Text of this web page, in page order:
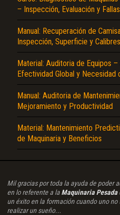
– Inspección, Evaluación y Fallas
Manual: Recuperación de
Inspección, Superficie y Calibres
Material: Auditoria de Equipos
Efectividad Global y Necesidad
Manual: Auditoria de
Mejoramiento y Productividad
Material: Mantenimiento
de Maquinaria y Beneficios
Mil gracias por toda la ayuda de poder
en lo referente a la Maquinaria Pesada
un éxito en la formación cuando uno
realizar un sueño...